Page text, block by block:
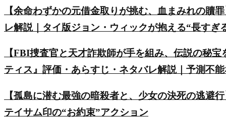
【余命わずかの元借金取りが挑む、血まみれの贖
レ解説｜タイ版ジョン・ウィックが抱える“長すぎ
【FBI捜査官と天才詐欺師が手を組み、伝説の秘
ティス』評価・あらすじ・ネタバレ解説｜予測不
【孤島に潜む最強の暗殺者と、少女の決死の逃避
テイサム印の“お約束”アクション